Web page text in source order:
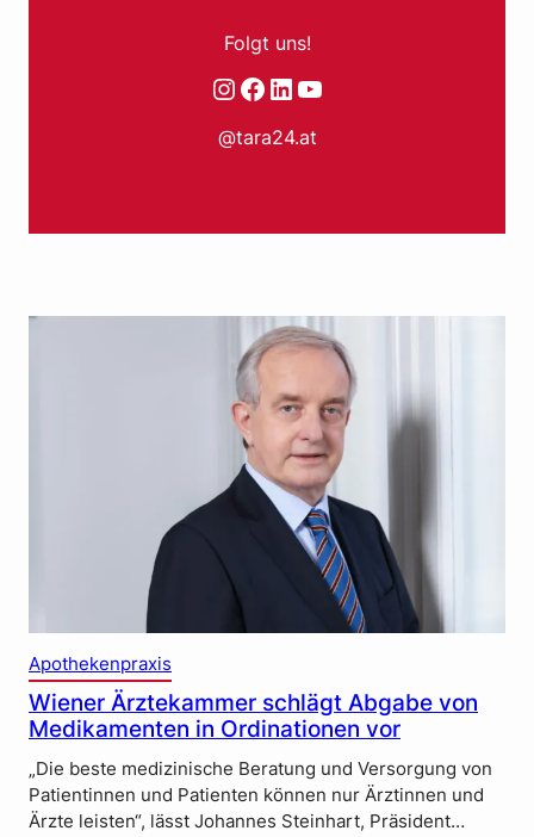
Folgt uns!
Instagram Facebook LinkedIn YouTube
@tara24.at
Apothekenpraxis
Wiener Ärztekammer schlägt Abgabe von
Medikamenten in Ordinationen vor
„Die beste medizinische Beratung und Versorgung von
Patientinnen und Patienten können nur Ärztinnen und
Ärzte leisten“, lässt Johannes Steinhart, Präsident…